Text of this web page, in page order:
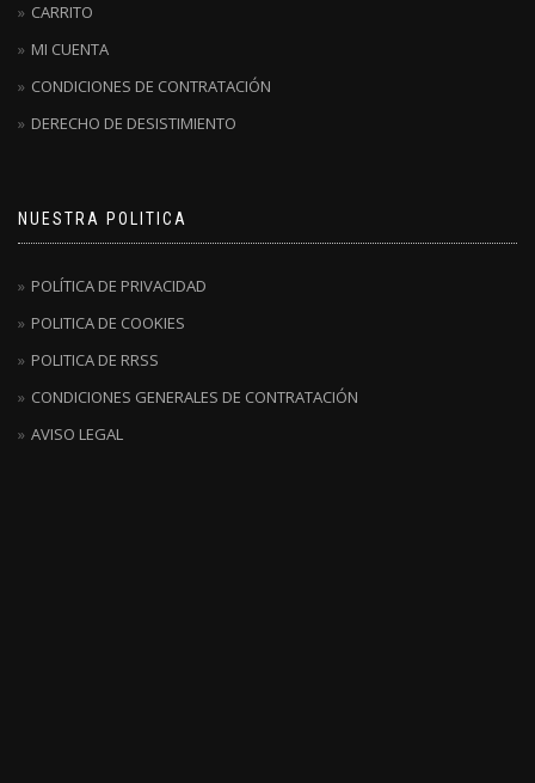
CARRITO
MI CUENTA
CONDICIONES DE CONTRATACIÓN
DERECHO DE DESISTIMIENTO
NUESTRA POLITICA
POLÍTICA DE PRIVACIDAD
POLITICA DE COOKIES
POLITICA DE RRSS
CONDICIONES GENERALES DE CONTRATACIÓN
AVISO LEGAL